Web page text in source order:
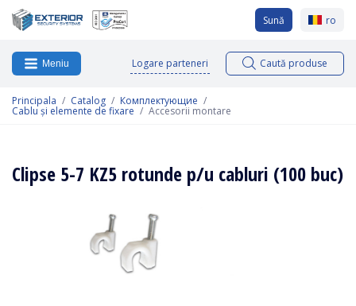
Sună ro
Meniu Logare parteneri Caută produse
Principala Catalog Комплектующие
Cablu și elemente de fixare Accesorii montare
Clipse 5-7 KZ5 rotunde p/u cabluri (100 buc)